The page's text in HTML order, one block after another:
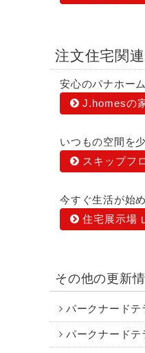
注文住宅関
安心のパナホー
J.homesの
いつもの空間を
スキップフ
今すぐ生活が始
住宅展示場
その他の更新
パークナードテ
パークナードテ